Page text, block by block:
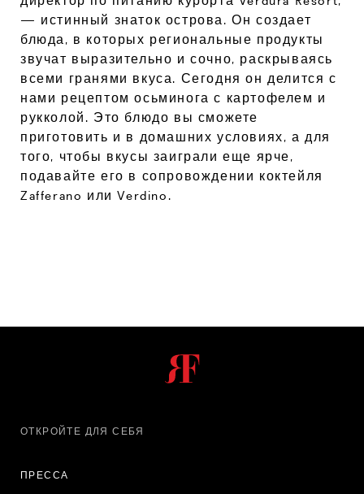
— истинный знаток острова. Он создает
блюда, в которых региональные продукты
звучат выразительно и сочно, раскрываясь
всеми гранями вкуса. Сегодня он делится с
нами рецептом осьминога с картофелем и
рукколой. Это блюдо вы сможете
приготовить и в домашних условиях, а для
того, чтобы вкусы заиграли еще ярче,
подавайте его в сопровождении коктейля
Zafferano или Verdino.
ОТКРОЙТЕ ДЛЯ СЕБЯ
ПРЕССА